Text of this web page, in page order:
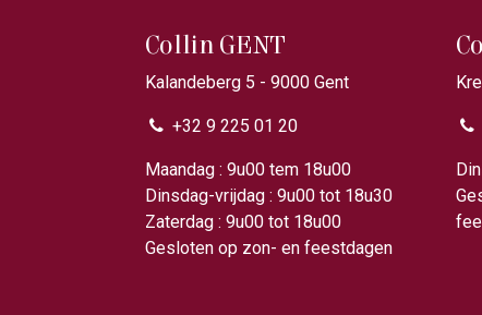
Collin GENT
Kalandeberg 5 - 9000 Gent​
+32 9 225 01 20
Maandag : 9u00 tem 18u00
Dinsdag-vrijdag : 9u00 tot 18u30
Zaterdag : 9u00 tot 18u00
Gesloten op zon- en feestdagen